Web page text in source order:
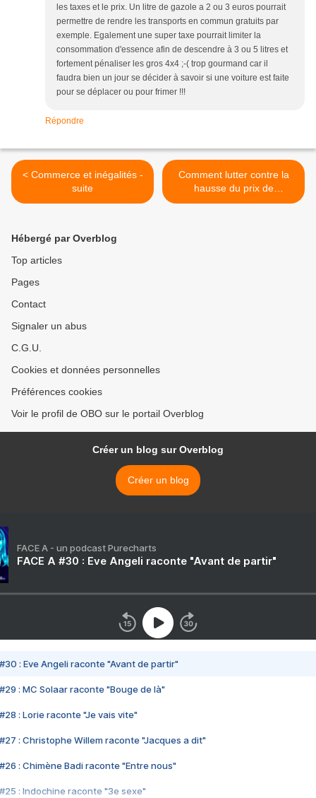
les taxes et le prix. Un litre de gazole a 2 ou 3 euros pourrait
permettre de rendre les transports en commun gratuits par
exemple. Egalement une super taxe pourrait limiter la
consommation d'essence afin de descendre à 3 ou 5 litres et
fortement pénaliser les gros 4x4 ;-( trop gourmand car il
faudra bien un jour se décider à savoir si une voiture est faite
pour se déplacer ou pour frimer !!!
Répondre
< Commerce et inégalités -
suite
Comment lutter contre la
hausse du prix de
l'essence? >
Hébergé par Overblog
Top articles
Pages
Contact
Signaler un abus
C.G.U.
Cookies et données personnelles
Préférences cookies
Voir le profil de OBO sur le portail Overblog
Créer un blog sur Overblog
Créer un blog
FACE A - un podcast Purecharts
FACE A #30 : Eve Angeli raconte "Avant de partir"
#30 : Eve Angeli raconte "Avant de partir"
#29 : MC Solaar raconte "Bouge de là"
#28 : Lorie raconte "Je vais vite"
#27 : Christophe Willem raconte "Jacques a dit"
#26 : Chimène Badi raconte "Entre nous"
#25 : Indochine raconte "3e sexe"